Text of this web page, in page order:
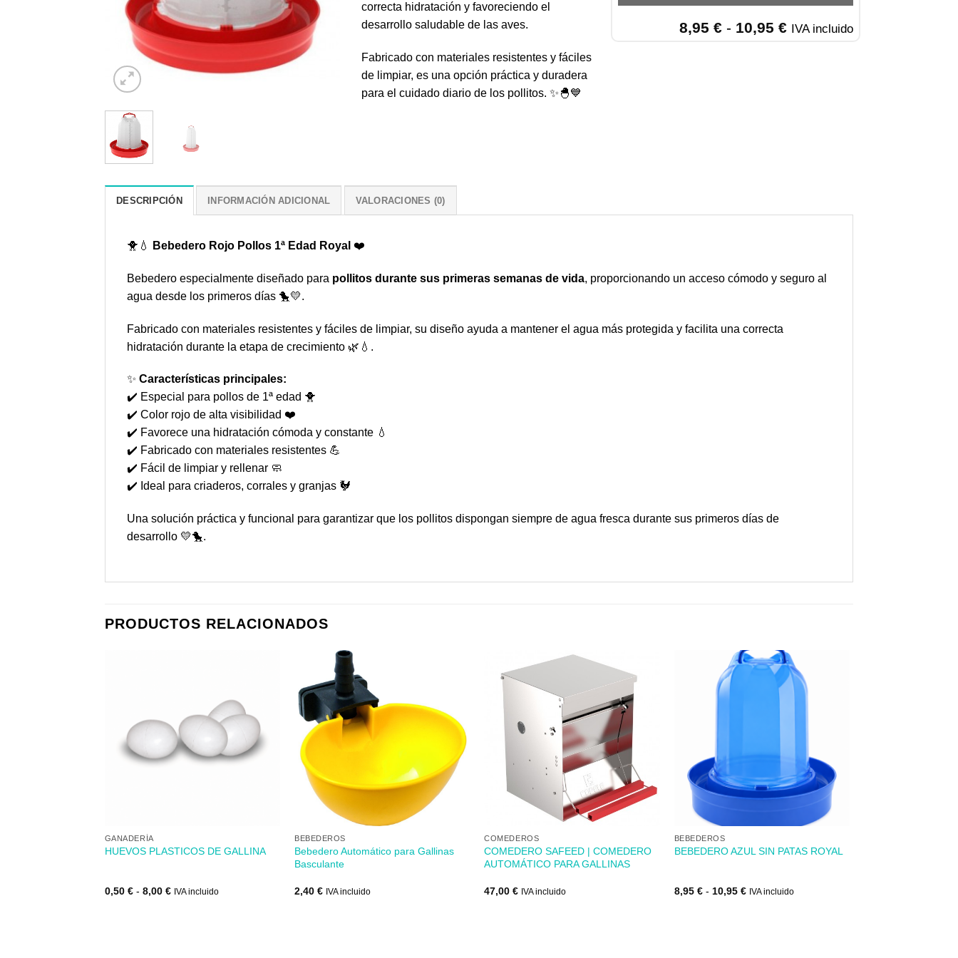
correcta hidratación y favoreciendo el
desarrollo saludable de las aves.
Fabricado con materiales resistentes y fáciles
de limpiar, es una opción práctica y duradera
para el cuidado diario de los pollitos. ✨🐣💙
8,95 € - 10,95 €Rango
IVA incluido
DESCRIPCIÓN INFORMACIÓN ADICIONAL VALORACIONES (0)
🐥💧 Bebedero Rojo Pollos 1ª Edad Royal ❤️
Bebedero especialmente diseñado para pollitos durante sus primeras semanas de vida, proporcionando un acceso cómodo y seguro al
agua desde los primeros días 🐤💛.
Fabricado con materiales resistentes y fáciles de limpiar, su diseño ayuda a mantener el agua más protegida y facilita una correcta
hidratación durante la etapa de crecimiento 🌿💧.
✨ Características principales:
✔️ Especial para pollos de 1ª edad 🐥
✔️ Color rojo de alta visibilidad ❤️
✔️ Favorece una hidratación cómoda y constante 💧
✔️ Fabricado con materiales resistentes 💪
✔️ Fácil de limpiar y rellenar 🧼
✔️ Ideal para criaderos, corrales y granjas 🐓
Una solución práctica y funcional para garantizar que los pollitos dispongan siempre de agua fresca durante sus primeros días de
desarrollo 💛🐤.
PRODUCTOS RELACIONADOS
Añadir
a mi
lista de
los
deseos
GANADERÍA
HUEVOS PLASTICOS DE GALLINA
0,50 € - 8,00 €Rango
IVA incluido
Añadir
a mi
deseos
BEBEDEROS
Bebedero Automático para Gallinas
Basculante
2,40€ IVA incluido
Añadir
a mi
lista de
los
deseos
COMEDEROS
COMEDERO SAFEED | COMEDERO
AUTOMÁTICO PARA GALLINAS
47,00€ IVA incluido
+
BEBEDEROS
BEBEDERO AZUL SIN PATAS ROYAL
8,95 € - 10,95 €Rango
IVA incluido